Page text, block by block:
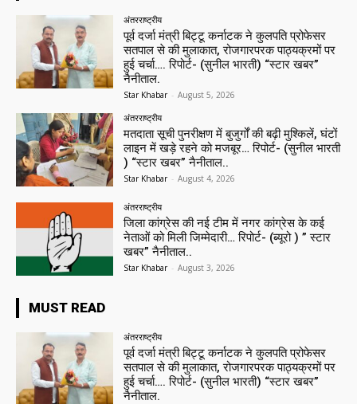
अंतरराष्ट्रीय
पूर्व दर्जा मंत्री बिट्टू कर्नाटक ने कुलपति प्रोफेसर
सतपाल से की मुलाकात, रोजगारपरक पाठ्यक्रमों पर
हुई चर्चा…. रिपोर्ट- (सुनील भारती) “स्टार खबर”
नैनीताल.
Star Khabar - August 5, 2026
अंतरराष्ट्रीय
मतदाता सूची पुनरीक्षण में बुजुर्गों की बढ़ी मुश्किलें, घंटों
लाइन में खड़े रहने को मजबूर… रिपोर्ट- (सुनील भारती
) “स्टार खबर” नैनीताल..
Star Khabar - August 4, 2026
अंतरराष्ट्रीय
जिला कांग्रेस की नई टीम में नगर कांग्रेस के कई
नेताओं को मिली जिम्मेदारी… रिपोर्ट- (ब्यूरो ) ” स्टार
खबर” नैनीताल..
Star Khabar - August 3, 2026
MUST READ
अंतरराष्ट्रीय
पूर्व दर्जा मंत्री बिट्टू कर्नाटक ने कुलपति प्रोफेसर
सतपाल से की मुलाकात, रोजगारपरक पाठ्यक्रमों पर
हुई चर्चा…. रिपोर्ट- (सुनील भारती) “स्टार खबर”
नैनीताल.